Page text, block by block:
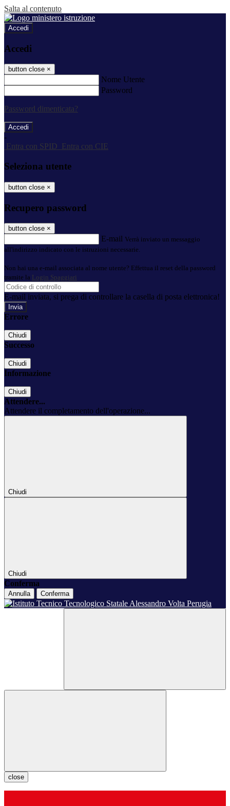
Salta al contenuto
Accedi
Accedi
button close ×
Nome Utente
Password
Password dimenticata?
-
Entra con SPID
Entra con CIE
Seleziona utente
button close ×
Recupero password
button close ×
E-mail Verrà inviato un messaggio
all'indirizzo indicato con le istruzioni necessarie.
Non hai una e-mail associata al nome utente? Effettua il reset della password
tramite la Login Spaggiari
E-mail inviata, si prega di controllare la casella di posta elettronica!
Errore
Chiudi
Successo
Chiudi
Informazione
Chiudi
Attendere...
Attendere il completamento dell'operazione...
Chiudi
Chiudi
Conferma
Annulla Conferma
close